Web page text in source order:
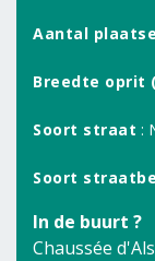
Aantal
Breedte oprit
Soort straat :
Soort
In de buurt ?
Chaussée